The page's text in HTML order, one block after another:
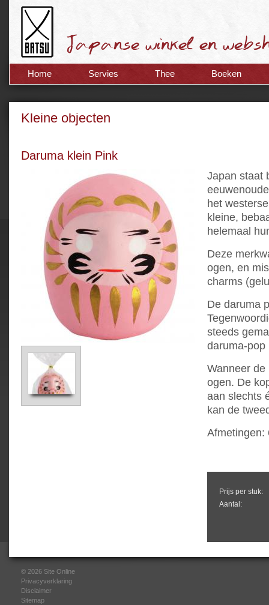
Home Servies Thee Boeken
Kleine objecten
Daruma klein Pink
Japan staat
het
kleine,
helemaal
Deze
ogen, en
charms
De daruma
steeds
daruma-pop
Wanneer
ogen. De
aan slechts
kan de
Afmetingen:
Prijs per stuk:
Aantal:
© 2026 Site Online
Privacyverklaring
Disclaimer
Sitemap